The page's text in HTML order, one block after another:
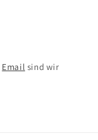
Email sind wir